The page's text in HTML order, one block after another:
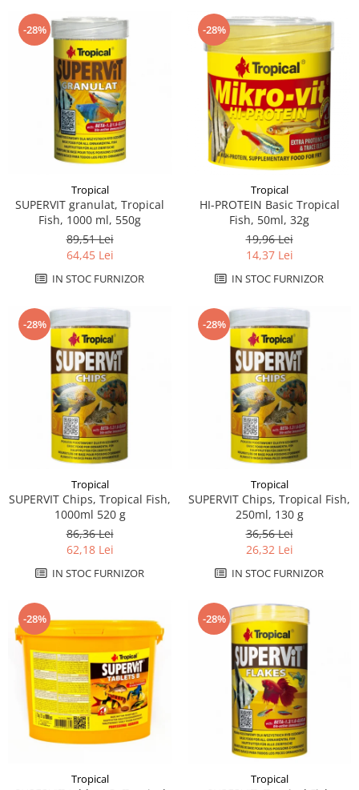
-28%
Tropical
SUPERVIT granulat, Tropical
Fish, 1000 ml, 550g
89,51 Lei
64,45 Lei
IN STOC FURNIZOR
-28%
Tropical
HI-PROTEIN Basic Tropical
Fish, 50ml, 32g
19,96 Lei
14,37 Lei
IN STOC FURNIZOR
-28%
Tropical
SUPERVIT Chips, Tropical Fish,
1000ml 520 g
86,36 Lei
62,18 Lei
IN STOC FURNIZOR
-28%
Tropical
SUPERVIT Chips, Tropical Fish,
250ml, 130 g
36,56 Lei
26,32 Lei
IN STOC FURNIZOR
-28%
Tropical
-28%
Tropical